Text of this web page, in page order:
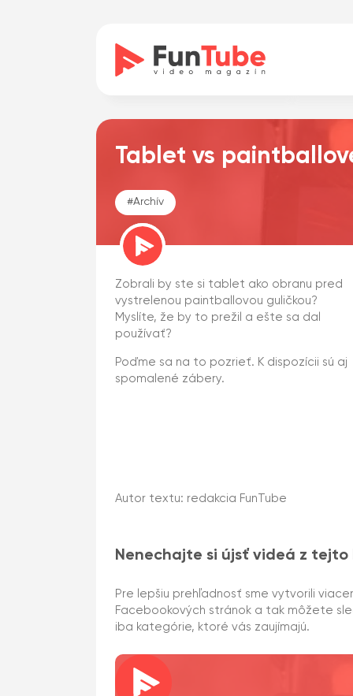
Tablet vs
#Archív
Zobrali by ste si tablet ako obranu pred
vystrelenou paintballovou guličkou?
Myslíte, že by to prežil a ešte sa dal
používať?
Poďme sa na to pozrieť. K dispozícii sú aj
spomalené zábery.
Autor textu: redakcia FunTube
Nenechajte si újsť videá z tejto
Pre lepšiu prehľadnosť sme vytvorili
Facebookových stránok a tak môžete
iba kategórie, ktoré vás zaujímajú.